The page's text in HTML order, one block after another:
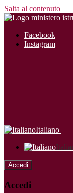
Salta al contenuto
Facebook
Instagram
Italiano
Accedi
Accedi